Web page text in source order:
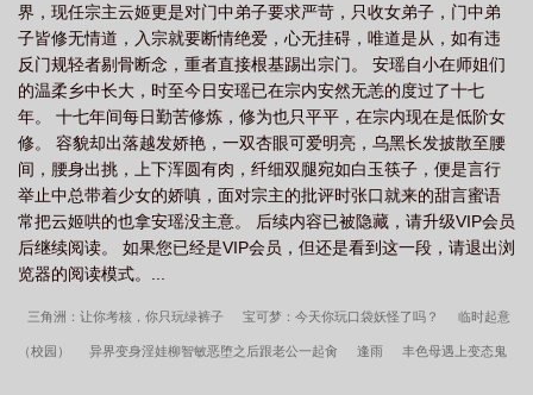
界，现任宗主云姬更是对门中弟子要求严苛，只收女弟子，门中弟
子皆修无情道，入宗就要断情绝爱，心无挂碍，唯道是从，如有违
反门规轻者剔骨断念，重者直接根基踢出宗门。 安瑶自小在师姐们
的温柔乡中长大，时至今日安瑶已在宗内安然无恙的度过了十七
年。 十七年间每日勤苦修炼，修为也只平平，在宗内现在是低阶女
修。 容貌却出落越发娇艳，一双杏眼可爱明亮，乌黑长发披散至腰
间，腰身出挑，上下浑圆有肉，纤细双腿宛如白玉筷子，便是言行
举止中总带着少女的娇嗔，面对宗主的批评时张口就来的甜言蜜语
常把云姬哄的也拿安瑶没主意。 后续内容已被隐藏，请升级VIP会员
后继续阅读。 如果您已经是VIP会员，但还是看到这一段，请退出浏
览器的阅读模式。...
三角洲：让你考核，你只玩绿裤子 宝可梦：今天你玩口袋妖怪了吗？ 临时起意
（校园） 异界变身淫娃柳智敏恶堕之后跟老公一起肏 逢雨 丰色母遇上变态鬼